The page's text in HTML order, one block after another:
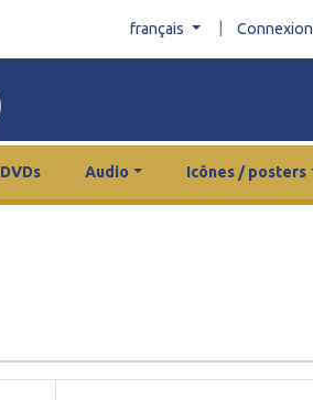
français Connexion
DVDs Audio Icônes / posters